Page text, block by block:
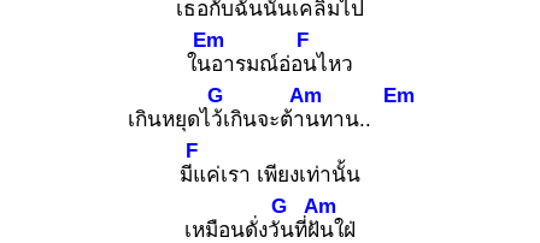
เธอกับฉันนั้นเคลิ้มไป
ในอ
Em
ารมณ์อ่อน
F
ไหว
เกินหยุดไว้เ
G
กินจะต้าน
Am
ทาน..
Em
มีแ
F
ค่เรา เพียงเท่านั้น
เหมือนดั่งวัน
G
ที่ฝัน
Am
ใฝ่